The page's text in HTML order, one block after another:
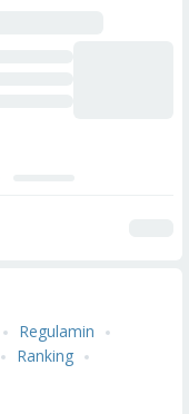
Regulamin
Ranking